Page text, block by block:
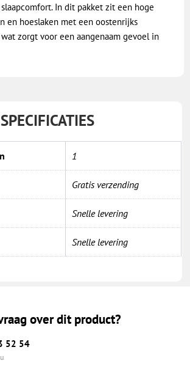
In dit pakket zit een hoge
en hoeslaken met een oostenrijks
zorgt voor een aangenaam gevoel in
1
Gratis verzending
Snelle levering
Snelle levering
over dit product?
52 54